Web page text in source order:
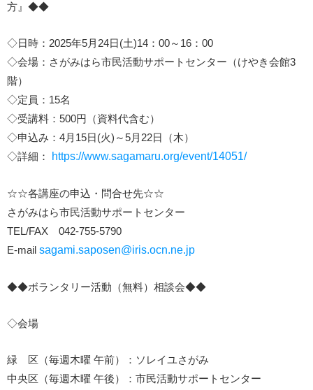
方』◆◆
◇日時：2025年5月24日(土)14：00～16：00
◇会場：さがみはら市民活動サポートセンター（けやき会館3
階）
◇定員：15名
◇受講料：500円（資料代含む）
◇申込み：4月15日(火)～5月22日（木）
◇詳細：
https://www.sagamaru.org/event/14051/
☆☆各講座の申込・問合せ先☆☆
さがみはら市民活動サポートセンター
TEL/FAX 042-755-5790
E-mail sagami.saposen@iris.ocn.ne.jp
◆◆ボランタリー活動（無料）相談会◆◆
◇会場
緑 区（毎週木曜 午前）：ソレイユさがみ
中央区（毎週木曜 午後）：市民活動サポートセンター